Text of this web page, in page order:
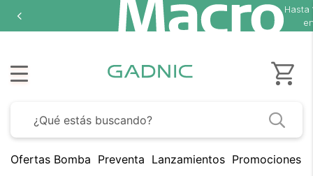
Hasta
Ofertas Bomba Preventa Lanzamientos Promociones